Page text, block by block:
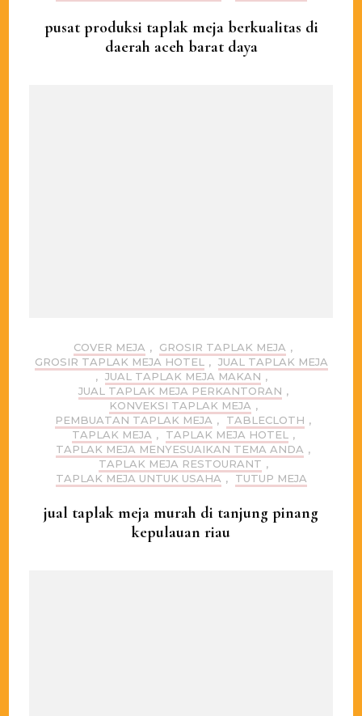
pusat produksi taplak meja berkualitas di
daerah aceh barat daya
COVER MEJA , GROSIR TAPLAK MEJA ,
GROSIR TAPLAK MEJA HOTEL , JUAL TAPLAK MEJA
, JUAL TAPLAK MEJA MAKAN ,
JUAL TAPLAK MEJA PERKANTORAN ,
KONVEKSI TAPLAK MEJA ,
PEMBUATAN TAPLAK MEJA , TABLECLOTH ,
TAPLAK MEJA , TAPLAK MEJA HOTEL ,
TAPLAK MEJA MENYESUAIKAN TEMA ANDA ,
TAPLAK MEJA RESTOURANT ,
TAPLAK MEJA UNTUK USAHA , TUTUP MEJA
jual taplak meja murah di tanjung pinang
kepulauan riau